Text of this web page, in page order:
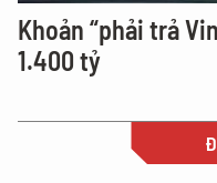
Khoản “phải trả
1.400 tỷ